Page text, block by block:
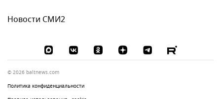
Новости СМИ2
© 2026 baltnews.com
Политика конфиденциальности